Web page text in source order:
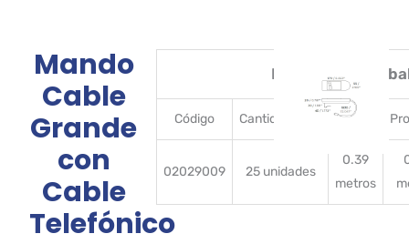
Mando
Cable
Grande
con
Cable
Telefónico
Detalles del
Código CantidadBulto Ancho
02029009 25 unidades
0.39
metros